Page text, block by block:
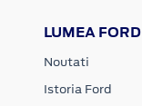
LUMEA FORD
Noutati
Istoria Ford